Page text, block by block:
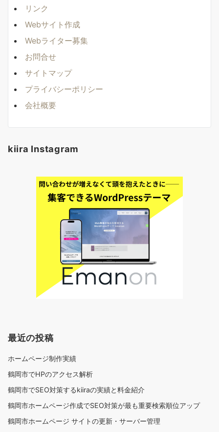
リンク
Webサイト作成
Webライター募集
お問合せ
サイトマップ
プライバシーポリシー
会社概要
kiira Instagram
最近の投稿
ホームページ制作実績
鶴岡市でHPのアクセス解析
鶴岡市でSEO対策するkiiraの実績と料金紹介
鶴岡市ホームページ作成でSEO対策が最も重要検索順位アップ
鶴岡市ホームページ サイトの更新・サーバー管理